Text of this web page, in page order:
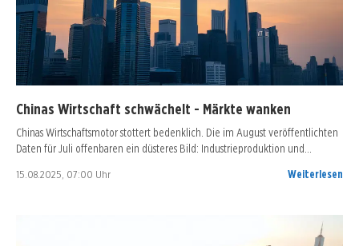
Chinas Wirtschaft schwächelt - Märkte wanken
Chinas Wirtschaftsmotor stottert bedenklich. Die im August veröffentlichten
Daten für Juli offenbaren ein düsteres Bild: Industrieproduktion und…
15.08.2025, 07:00 Uhr Weiterlesen